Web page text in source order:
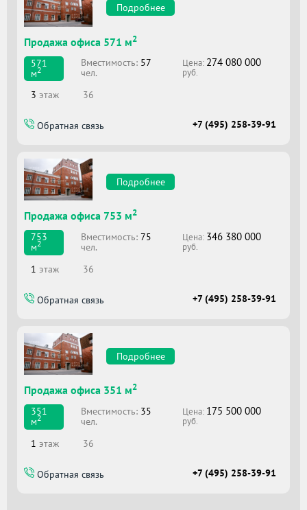
Подробнее
Продажа офиса 571 м2
571
м2
Вместимоcть: 57
чел.
Цена: 274 080 000
руб.
3 этаж 36
Обратная связь +7 (495) 258-39-91
Подробнее
Продажа офиса 753 м2
753
м2
Вместимоcть:75
чел.
Цена: 346 380 000
руб.
1 этаж 36
Обратная связь +7 (495) 258-39-91
Подробнее
Продажа офиса 351 м2
351
м2
Вместимоcть: 35
чел.
Цена: 175 500 000
руб.
1 этаж 36
Обратная связь +7 (495) 258-39-91